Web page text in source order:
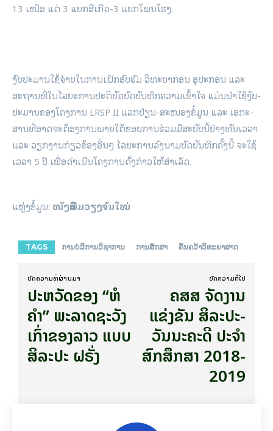
13 ເໜືອ ແຕ່ 3 ແຍກ​ສີ​ເກີດ-3 ແຍກ​ໂພນ​ໂຮງ.
ງົບ­ປະ­ມານ​ໃຊ້​ຈ່າຍ​ໃນ​ການ​ເຝິກ­ອົບ­ຮົມ ວິ­ທະ­ຍາ­ກອນ ອຸ­ປະ­ກອນ ແລະ
ສະ­ຖານ­ທີ່​ໃນ​ໄລ­ຍະ​ການ​ປະ­ຕິ­ບັດ​ບົດ​ບັນ­ທຶກ​ຄວາມ​ເຂົ້າ­ໃຈ ແມ່ນ​ນຳ​ໃຊ້​ງົບ­
ປະ­ມານ​ຂອງ​ໂຄງ­ການ LRSP II ແລກ­ປ່ຽນ-ສະ­ໜອງ​ຂໍ້​ມູນ ແລະ ເອ­ກະ­
ສານ​ທີ່​ອາດ​ຈະ​ຕ້ອງ­ການ​ພາຍ​ໃຕ້​ຂອບ​ການ​ຮ່ວມ​ມື​ສະ­ບັບ​ນີ້​ຢ່າງ​ທັນ​ເວ­ລາ
ແລະ ວຽກ​ງານ​ກ່ຽວ­ຂ້ອງ​ອື່ນໆ ໄລ­ຍະ​ການ​ລົງ​ນາມ​ບົດ​ບັນ­ທຶກ​ຄັ້ງ​ນີ້ ຈະ​ໃຊ້​
ເວ­ລາ 5 ປີ ເພື່ອ​ດຳ­ເນີນ​ໂຄງ­ການ​ດັ່ງ­ກ່າວ​ໃຫ້​ສຳ­ເລັດ.
ແຫຼ່ງຂໍ້ມູນ: ໜັງສືພິມວຽງຈັນໃໝ່
TAGS ການບໍລິການວິຊາການ ການສຶກສາ ຄົ້ນຄວ້າວິທະຍາສາດ
ບົດ​ຄວາມ​ທີ່​ຜ່ານ​ມາ
ປະຫວັດຂອງ “ຫໍ
ຄໍາ” ພະລາດຊະວັງ
ເກົ່າຂອງລາວ ແບບ
ສິລະປະ ຝຣັ່ງ
ບົດ​ຄວາມ​ຕໍ່​ໄປ
ຄສສ ຈັດງານ
ແຂ່ງຂັນ ສິລະປະ-
ວັນນະຄະດີ ປະຈຳ
ສົກສຶກສາ 2018-
2019